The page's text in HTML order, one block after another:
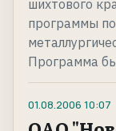
шихтового
программы
Программа
01.08.2006 10:07